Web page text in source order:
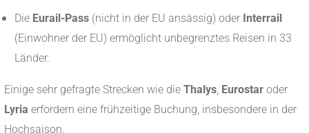
Die Eurail-Pass (nicht in der EU ansässig) oder Interrail
(Einwohner der EU) ermöglicht unbegrenztes Reisen in 33
Länder.
Einige sehr gefragte Strecken wie die Thalys Eurostar oder
Lyria erfordern eine frühzeitige Buchung, insbesondere in der
Hochsaison.